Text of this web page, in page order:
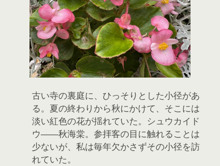
古い寺の裏庭に、ひっそりとした小径があ
る。夏の終わりから秋にかけて、そこには
淡い紅色の花が揺れていた。シュウカイド
ウ――秋海棠。参拝客の目に触れることは
少ないが、私は毎年欠かさずその小径を訪
れていた。